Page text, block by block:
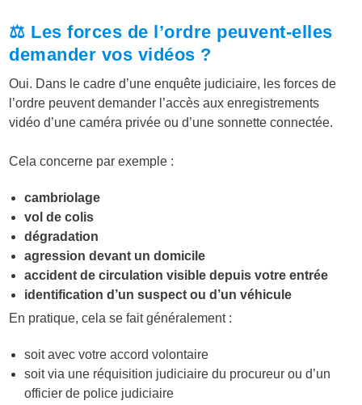
⚖️ Les forces de l’ordre peuvent-elles
demander vos vidéos ?
Oui. Dans le cadre d’une enquête judiciaire, les forces de
l’ordre peuvent demander l’accès aux enregistrements
vidéo d’une caméra privée ou d’une sonnette connectée.
Cela concerne par exemple :
cambriolage
vol de colis
dégradation
agression devant un domicile
accident de circulation visible depuis votre entrée
identification d’un suspect ou d’un véhicule
En pratique, cela se fait généralement :
soit avec votre accord volontaire
soit via une réquisition judiciaire du procureur ou d’un
officier de police judiciaire